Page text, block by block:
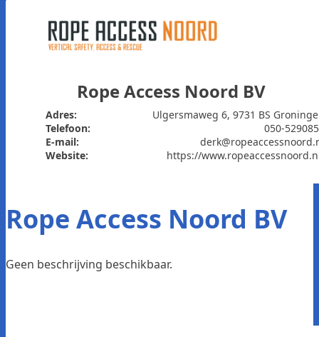
Rope Access Noord BV
Adres:
Ulgersmaweg 6, 9731 BS
Telefoon:
050-
E-mail:
Website:
https://
Rope Access Noord BV
Geen beschrijving beschikbaar.